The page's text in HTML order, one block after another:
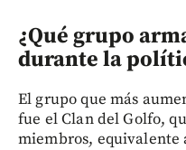
¿Qué grupo
durante la
El grupo que más
fue el Clan del Golfo,
miembros, equivalente